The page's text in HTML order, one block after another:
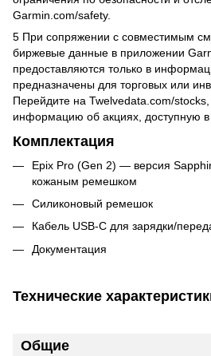
Garmin.com/safety.
5 При сопряжении с совместимым
биржевые данные в приложении
предоставляются только в
предназначены для торговых или
Перейдите на Twelvedata.com/stocks,
информацию об акциях, доступную
Комплектация
Epix Pro (Gen 2) — версия
кожаным ремешком
Силиконовый ремешок
Кабель USB-C для зарядки/
Документация
Технические
Общие